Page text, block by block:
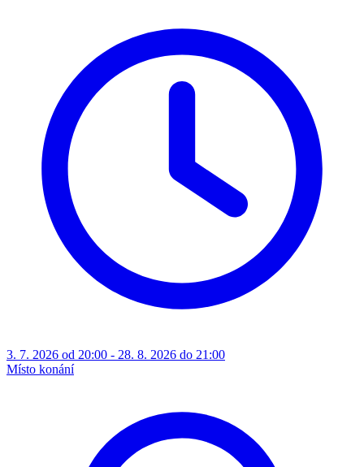
3. 7. 2026 od 20:00 - 28. 8. 2026 do 21:00
Místo konání